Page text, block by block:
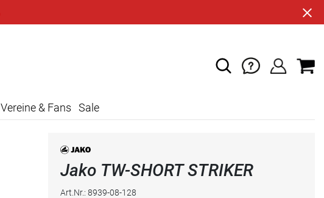
Vereine & Fans Sale
Jako TW-SHORT STRIKER
Art.Nr.: 8939-08-128